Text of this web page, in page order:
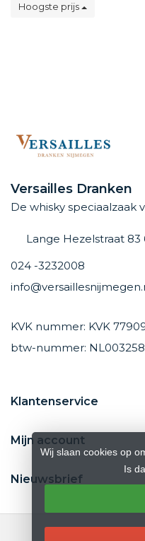
Hoogste prijs
Versailles Dranken
De whisky speciaalzaak
Lange Hezelstraat 83
024 -3232008
KVK nummer: KVK
btw-nummer:
Klantenservice
Mijn account
Nieuwsbrief
Wij slaan cookies op
Is